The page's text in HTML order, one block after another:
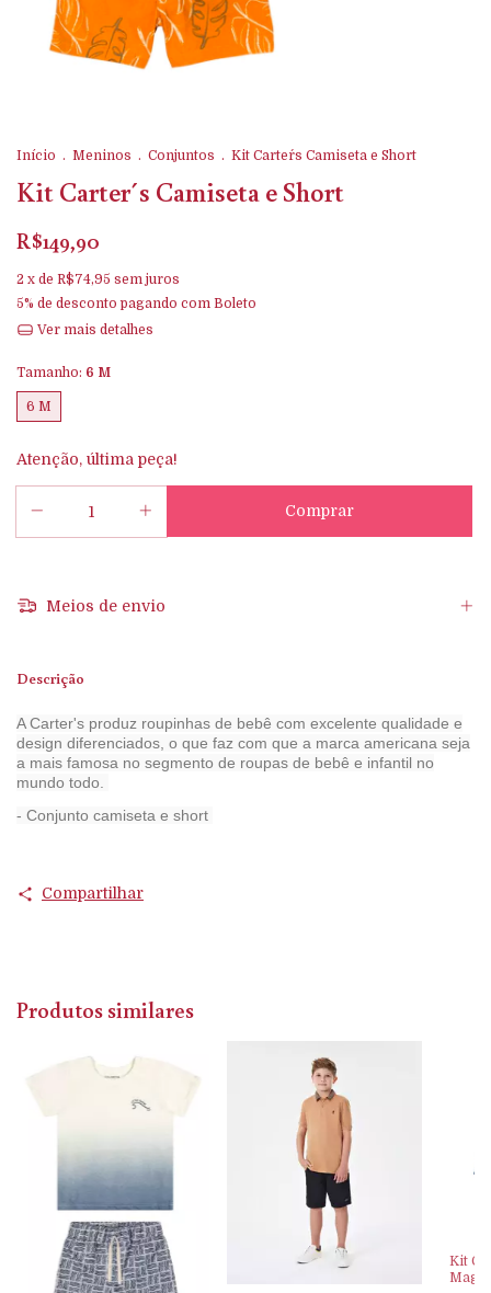
Início . Meninos . Conjuntos . Kit Carter´s Camiseta e Short
Kit Carter´s Camiseta e Short
R$149,90
2 x de R$74,95 sem juros
5% de desconto pagando com Boleto
Ver mais detalhes
Tamanho: 6 M
6 M
Atenção, última peça!
Meios de envio
Descrição
A Carter's produz roupinhas de bebê com excelente qualidade e
design diferenciados, o que faz com que a marca americana seja
a mais famosa no segmento de roupas de bebê e infantil no
mundo todo.
- Conjunto camiseta e short
Compartilhar
Produtos similares
Kit
Maga